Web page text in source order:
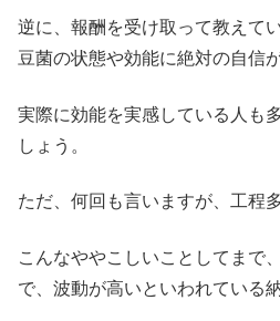
逆に、報酬を受け取って教えて
豆菌の状態や効能に絶対の自信
実際に効能を実感している人も
しょう。
ただ、何回も言いますが、工程
こんなややこしいことしてまで
で、波動が高いといわれている